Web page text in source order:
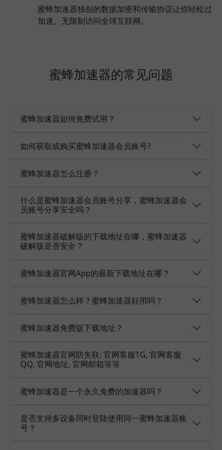
蜜蜂加速器独创的数据加密和传输协议让你轻松过
加速。无限制访问全球互联网。
蜜蜂加速器的常见问题
蜜蜂加速器如何免费试用？
如何获取或购买蜜蜂加速器会员账号?
蜜蜂加速器怎么注册？
什么是蜜蜂加速器会员账号分享，蜜蜂加速器会
员账号分享安全吗？
蜜蜂加速器破解版的下载地址在哪，蜜蜂加速器
破解版是否安全？
蜜蜂加速器官网App的最新下载地址在哪？
蜜蜂加速器怎么样？蜜蜂加速器好用吗？
蜜蜂加速器免费版下载地址？
蜜蜂加速器官网防失联: 官网客服TG, 官网客服
QQ, 官网地址, 官网邮箱等等
蜜蜂加速器是一个永久免费的加速器吗？
是否支持多设备同时登陆使用同一蜜蜂加速器账
号？